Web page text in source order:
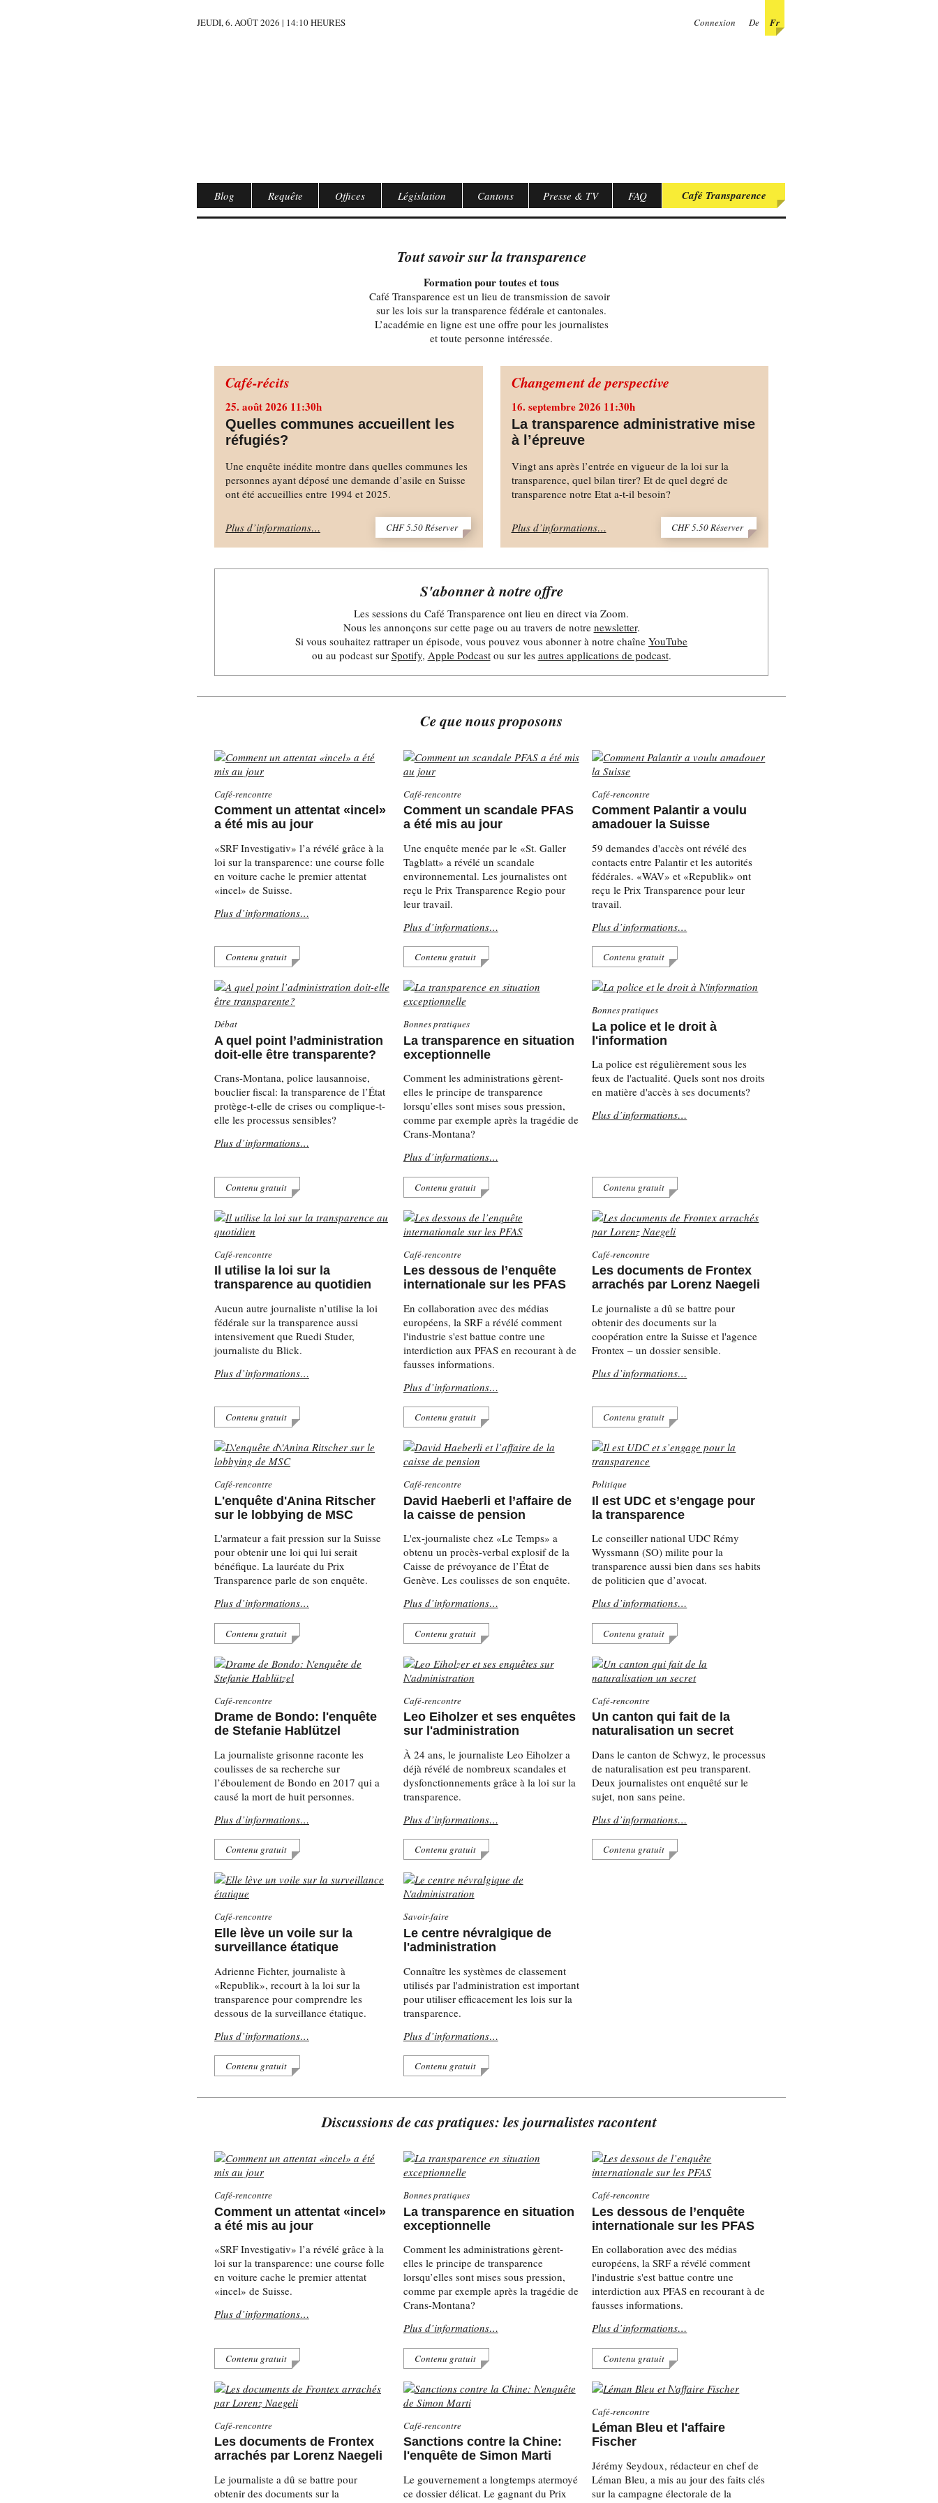
JEUDI, 6. AOÛT 2026 | 14:10 HEURES Connexion De Fr
Blog Requête Offices Législation Cantons Presse & TV FAQ Café Transparence
Tout savoir sur la transparence
Formation pour toutes et tous
Café Transparence est un lieu de transmission de savoir
sur les lois sur la transparence fédérale et cantonales.
L’académie en ligne est une offre pour les journalistes
et toute personne intéressée.
Café-récits
25. août 2026 11:30h
Quelles communes accueillent les
réfugiés?
Une enquête inédite montre dans quelles communes les
personnes ayant déposé une demande d’asile en Suisse
ont été accueillies entre 1994 et 2025.
Plus d’informations… CHF 5.50 Réserver
Changement de perspective
16. septembre 2026 11:30h
La transparence administrative mise
à l’épreuve
Vingt ans après l’entrée en vigueur de la loi sur la
transparence, quel bilan tirer? Et de quel degré de
transparence notre Etat a-t-il besoin?
Plus d’informations… CHF 5.50 Réserver
S'abonner à notre offre
Les sessions du Café Transparence ont lieu en direct via Zoom.
Nous les annonçons sur cette page ou au travers de notre newsletter.
Si vous souhaitez rattraper un épisode, vous pouvez vous abonner à notre chaîne YouTube
ou au podcast sur Spotify, Apple Podcastou sur les autres applications de podcast.
Ce que nous proposons
Café-rencontre
Comment un attentat «incel»
a été mis au jour
«SRF Investigativ» l’a révélé grâce à la
loi sur la transparence: une course folle
en voiture cache le premier attentat
«incel» de Suisse.
Plus d’informations…
Contenu gratuit
Café-rencontre
Comment un scandale PFAS
a été mis au jour
Une enquête menée par le «St. Galler
Tagblatt» a révélé un scandale
environnemental. Les journalistes ont
reçu le Prix Transparence Regio pour
leur travail.
Plus d’informations…
Contenu gratuit
Café-rencontre
Comment Palantir a voulu
amadouer la Suisse
59 demandes d'accès ont révélé des
contacts entre Palantir et les autorités
fédérales. «WAV» et «Republik» ont
reçu le Prix Transparence pour leur
travail.
Plus d’informations…
Contenu gratuit
Débat
A quel point l’administration
doit-elle être transparente?
Crans-Montana, police lausannoise,
bouclier fiscal: la transparence de l’État
protège-t-elle de crises ou complique-t-
elle les processus sensibles?
Plus d’informations…
Contenu gratuit
Bonnes pratiques
La transparence en situation
exceptionnelle
Comment les administrations gèrent-
elles le principe de transparence
lorsqu’elles sont mises sous pression,
comme par exemple après la tragédie de
Crans-Montana?
Plus d’informations…
Contenu gratuit
Bonnes pratiques
La police et le droit à
l'information
La police est régulièrement sous les
feux de l'actualité. Quels sont nos droits
en matière d'accès à ses documents?
Plus d’informations…
Contenu gratuit
Café-rencontre
Il utilise la loi sur la
transparence au quotidien
Aucun autre journaliste n’utilise la loi
fédérale sur la transparence aussi
intensivement que Ruedi Studer,
journaliste du Blick.
Plus d’informations…
Contenu gratuit
Café-rencontre
Les dessous de l’enquête
internationale sur les PFAS
En collaboration avec des médias
européens, la SRF a révélé comment
l'industrie s'est battue contre une
interdiction aux PFAS en recourant à de
fausses informations.
Plus d’informations…
Contenu gratuit
Café-rencontre
Les documents de Frontex
arrachés par Lorenz Naegeli
Le journaliste a dû se battre pour
obtenir des documents sur la
coopération entre la Suisse et l'agence
Frontex – un dossier sensible.
Plus d’informations…
Contenu gratuit
Café-rencontre
L'enquête d'Anina Ritscher
sur le lobbying de MSC
L'armateur a fait pression sur la Suisse
pour obtenir une loi qui lui serait
bénéfique. La lauréate du Prix
Transparence parle de son enquête.
Plus d’informations…
Contenu gratuit
Café-rencontre
David Haeberli et l’affaire de
la caisse de pension
L'ex-journaliste chez «Le Temps» a
obtenu un procès-verbal explosif de la
Caisse de prévoyance de l’État de
Genève. Les coulisses de son enquête.
Plus d’informations…
Contenu gratuit
Politique
Il est UDC et s’engage pour
la transparence
Le conseiller national UDC Rémy
Wyssmann (SO) milite pour la
transparence aussi bien dans ses habits
de politicien que d’avocat.
Plus d’informations…
Contenu gratuit
Café-rencontre
Drame de Bondo: l'enquête
de Stefanie Hablützel
La journaliste grisonne raconte les
coulisses de sa recherche sur
l’éboulement de Bondo en 2017 qui a
causé la mort de huit personnes.
Plus d’informations…
Contenu gratuit
Café-rencontre
Leo Eiholzer et ses enquêtes
sur l'administration
À 24 ans, le journaliste Leo Eiholzer a
déjà révélé de nombreux scandales et
dysfonctionnements grâce à la loi sur la
transparence.
Plus d’informations…
Contenu gratuit
Café-rencontre
Un canton qui fait de la
naturalisation un secret
Dans le canton de Schwyz, le processus
de naturalisation est peu transparent.
Deux journalistes ont enquêté sur le
sujet, non sans peine.
Plus d’informations…
Contenu gratuit
Café-rencontre
Elle lève un voile sur la
surveillance étatique
Adrienne Fichter, journaliste à
«Republik», recourt à la loi sur la
transparence pour comprendre les
dessous de la surveillance étatique.
Plus d’informations…
Contenu gratuit
Savoir-faire
Le centre névralgique de
l'administration
Connaître les systèmes de classement
utilisés par l'administration est important
pour utiliser efficacement les lois sur la
transparence.
Plus d’informations…
Contenu gratuit
Discussions de cas pratiques: les journalistes racontent
Café-rencontre
Comment un attentat «incel»
a été mis au jour
«SRF Investigativ» l’a révélé grâce à la
loi sur la transparence: une course folle
en voiture cache le premier attentat
«incel» de Suisse.
Plus d’informations…
Contenu gratuit
Bonnes pratiques
La transparence en situation
exceptionnelle
Comment les administrations gèrent-
elles le principe de transparence
lorsqu’elles sont mises sous pression,
comme par exemple après la tragédie de
Crans-Montana?
Plus d’informations…
Contenu gratuit
Café-rencontre
Les dessous de l’enquête
internationale sur les PFAS
En collaboration avec des médias
européens, la SRF a révélé comment
l'industrie s'est battue contre une
interdiction aux PFAS en recourant à de
fausses informations.
Plus d’informations…
Contenu gratuit
Café-rencontre
Les documents de Frontex
arrachés par Lorenz Naegeli
Le journaliste a dû se battre pour
obtenir des documents sur la
Café-rencontre
Sanctions contre la Chine:
l'enquête de Simon Marti
Le gouvernement a longtemps atermoyé
ce dossier délicat. Le gagnant du Prix
Café-rencontre
Léman Bleu et l'affaire
Fischer
Jérémy Seydoux, rédacteur en chef de
Léman Bleu, a mis au jour des faits clés
sur la campagne électorale de la